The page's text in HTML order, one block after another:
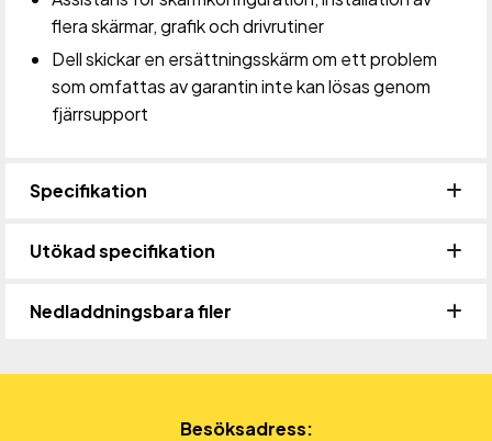
flera skärmar, grafik och drivrutiner
Dell skickar en ersättningsskärm om ett problem
som omfattas av garantin inte kan lösas genom
fjärrsupport
Specifikation
Utökad specifikation
Nedladdningsbara filer
Besöksadress: